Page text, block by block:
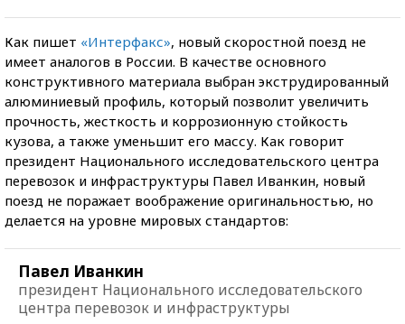
Как пишет «Интерфакс», новый скоростной поезд не
имеет аналогов в России. В качестве основного
конструктивного материала выбран экструдированный
алюминиевый профиль, который позволит увеличить
прочность, жесткость и коррозионную стойкость
кузова, а также уменьшит его массу. Как говорит
президент Национального исследовательского центра
перевозок и инфраструктуры Павел Иванкин, новый
поезд не поражает воображение оригинальностью, но
делается на уровне мировых стандартов:
Павел Иванкин
президент Национального исследовательского
центра перевозок и инфраструктуры